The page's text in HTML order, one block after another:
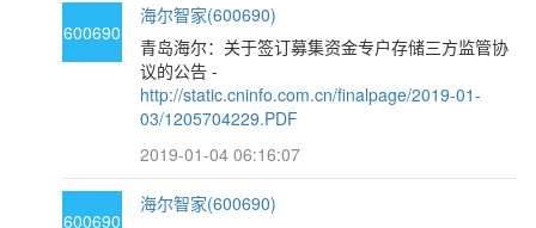
600690
海尔智家(600690)
青岛海尔：关于签订募集资金专户存储三方监管协
议的公告 -
http://static.cninfo.com.cn/finalpage/2019-01-
03/1205704229.PDF
2019-01-04 06:16:07
600690
海尔智家(600690)